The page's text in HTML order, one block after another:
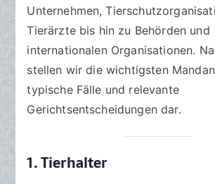
Unternehmen,
Tierärzte bis hin zu Behörden und
internationalen Organisationen.
stellen wir die wichtigsten
typische Fälle und relevante
Gerichtsentscheidungen dar.
1. Tierhalter